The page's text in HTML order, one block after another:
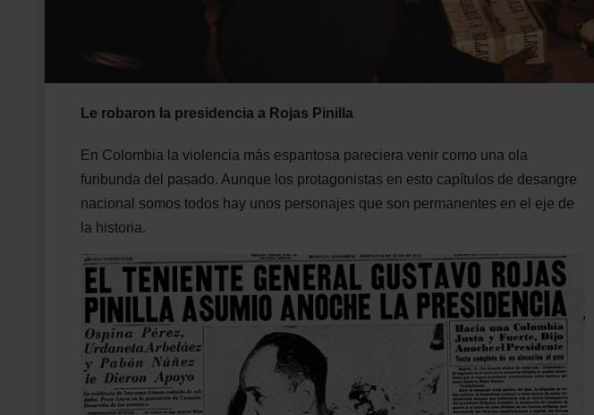
Le robaron la presidencia a Rojas Pinilla
En Colombia la violencia más espantosa pareciera venir como una ola
furibunda del pasado. Aunque los protagonistas en esto capítulos de desangre
nacional somos todos hay unos personajes que son permanentes en el eje de
la historia.